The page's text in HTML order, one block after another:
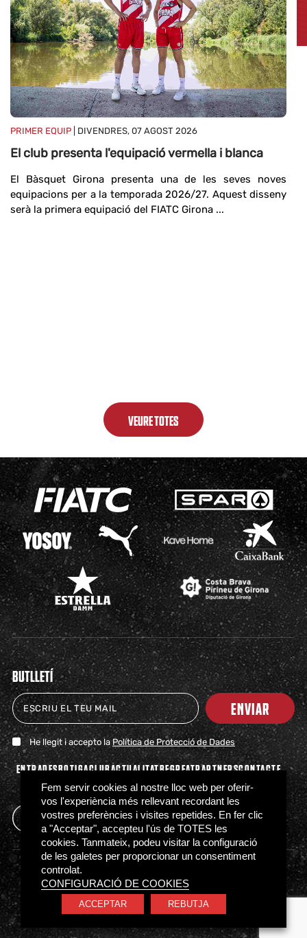
PRIMER EQUIP | DIVENDRES, 07 AGOST 2026
El club presenta l'equipació vermella i blanca
El Bàsquet Girona presenta una de les seves noves
equipacions per a la temporada 2026/27. Aquest disseny
serà la primera equipació del FIATC Girona ...
VEURE TOTES
BUTLLETÍ
ENVIAR
He llegit i accepto laPolítica de Protecció de Dades
ENTRADESBOTIGACLUBACTUALITATBEGREATPARTNERSCONTACTE
PREMSA
Política de Privacitat
Normativa d’accés
Canal Ètic
© BÀSQUET GIRONA
Fem servir cookies al nostre lloc web per oferir-
vos l'experiència més rellevant recordant les
vostres preferències i visites repetides. En fer clic
a "Acceptar", accepteu l'ús de TOTES les
cookies. Tanmateix, podeu visitar la configuració
de les galetes per proporcionar un consentiment
controlat.
CONFIGURACIÓ DE COOKIES
ACCEPTAR REBUTJA